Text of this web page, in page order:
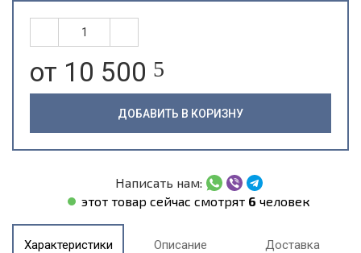
от 10 500 5
ДОБАВИТЬ В КОРИЗНУ
Написать нам:
этот товар сейчас смотрят 6 человек
Характеристики Описание Доставка